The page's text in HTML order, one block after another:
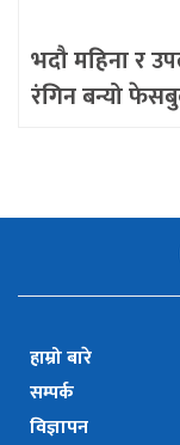
भदौ महिना र
रंगिन बन्यो
हाम्रो बारे
सम्पर्क
विज्ञापन